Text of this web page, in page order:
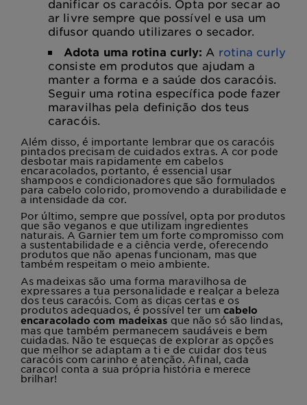
danificar os caracóis. Opta por secar ao
ar livre sempre que possível e usa um
difusor quando utilizares o secador.
Adota uma rotina curly: A rotina curly
consiste em produtos que ajudam a
manter a forma e a saúde dos caracóis.
Seguir uma rotina específica pode fazer
maravilhas pela definição dos teus
caracóis.
Além disso, é importante lembrar que os caracóis
pintados precisam de cuidados extras. A cor pode
desbotar mais rapidamente em cabelos
encaracolados, portanto, é essencial usar
shampoos e condicionadores que são formulados
para cabelo colorido, promovendo a durabilidade e
a intensidade da cor.
Por último, sempre que possível, opta por produtos
que são veganos e que utilizam ingredientes
naturais. A Garnier tem um forte compromisso com
a sustentabilidade e a ciência verde, oferecendo
produtos que não apenas funcionam, mas que
também respeitam o meio ambiente.
As madeixas são uma forma maravilhosa de
expressares a tua personalidade e realçar a beleza
dos teus caracóis. Com as dicas certas e os
produtos adequados, é possível ter um cabelo
encaracolado com madeixas que não só são lindas,
mas que também permanecem saudáveis e bem
cuidadas. Não te esqueças de explorar as opções
que melhor se adaptam a ti e de cuidar dos teus
caracóis com carinho e atenção. Afinal, cada
caracol conta a sua própria história e merece
brilhar!